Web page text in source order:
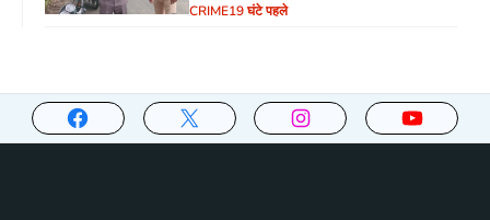
CRIME19 घंटे पहले